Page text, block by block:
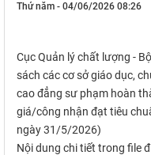
Thứ năm - 04/06/2026 08:26
Cục Quản lý chất lượng -
sách các cơ sở giáo dục,
cao đẳng sư phạm hoàn
giá/công nhận đạt tiêu
ngày 31/5/2026)
Nội dung chi tiết trong file